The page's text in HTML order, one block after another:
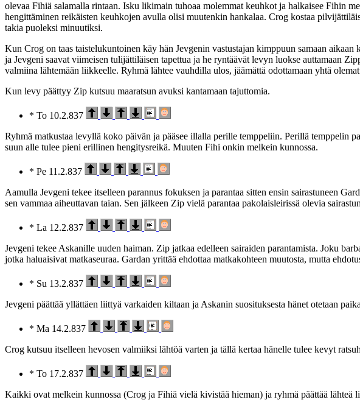
olevaa Fihiä salamalla rintaan. Isku likimain tuhoaa molemmat keuhkot ja halkaisee Fihin
hengittäminen reikäisten keuhkojen avulla olisi muutenkin hankalaa. Crog kostaa
takia puoleksi minuutiksi.
Kun Crog on taas taistelukuntoinen käy hän Jevgenin vastustajan kimppuun samaan
ja Jevgeni saavat viimeisen tulijättiläisen tapettua ja he ryntäävät levyn luokse auttamaan
valmiina lähtemään liikkeelle. Ryhmä lähtee vauhdilla ulos, jäämättä odottamaan yhtä
Kun levy päättyy Zip kutsuu maaratsun avuksi kantamaan tajuttomia.
* To 10.2.837
Ryhmä matkustaa levyllä koko päivän ja pääsee illalla perille temppeliin. Perillä temppelin
suun alle tulee pieni erillinen hengitysreikä. Muuten Fihi onkin melkein kunnossa.
* Pe 11.2.837
Aamulla Jevgeni tekee itselleen parannus fokuksen ja parantaa sitten ensin sairastuneen
sen vammaa aiheuttavan taian. Sen jälkeen Zip vielä parantaa pakolaisleirissä olevia
* La 12.2.837
Jevgeni tekee Askanille uuden haiman. Zip jatkaa edelleen sairaiden parantamista. Joku
jotka haluaisivat matkaseuraa. Gardan yrittää ehdottaa matkakohteen muutosta, mutta
* Su 13.2.837
Jevgeni päättää yllättäen liittyä varkaiden kiltaan ja Askanin suosituksesta hänet otetaan
* Ma 14.2.837
Crog kutsuu itselleen hevosen valmiiksi lähtöä varten ja tällä kertaa hänelle tulee kevyt
* To 17.2.837
Kaikki ovat melkein kunnossa (Crog ja Fihiä vielä kivistää hieman) ja ryhmä päättää lähteä